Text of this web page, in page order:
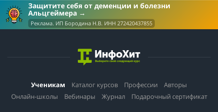
Защитите себя от деменции и болезни
Альцгеймера
Реклама. ИП Бородина Н.В. ИНН 272420437855
Ученикам Каталог курсов Профессии
Авторы
Онлайн-школы
Вебинары Журнал Подарочный сертификат